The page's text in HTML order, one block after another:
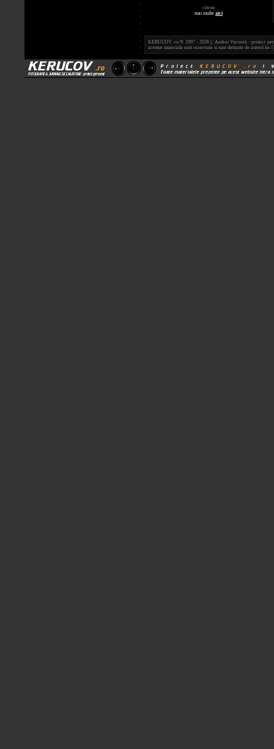
citeste
mai multe aici
KERUCOV .ro © 1997 - 2026 || Andrei Vocurek - proiect
acestor materiale sunt rezervate si sunt detinute de autorii